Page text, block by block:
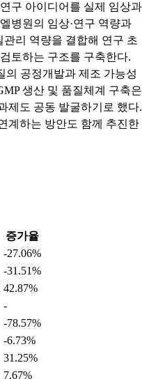
구 아이디어를 실제 임상과
병원의 임상·연구 역량과
리 역량을 결합해 연구 초
토하는 구조를 구축한다.
의 공정개발과 제조 가능성
생산 및 품질체계 구축은
제도 공동 발굴하기로 했다.
계하는 방안도 함께 추진한
증가율
-27.06%
-31.51%
42.87%
-
-78.57%
-6.73%
31.25%
7.67%